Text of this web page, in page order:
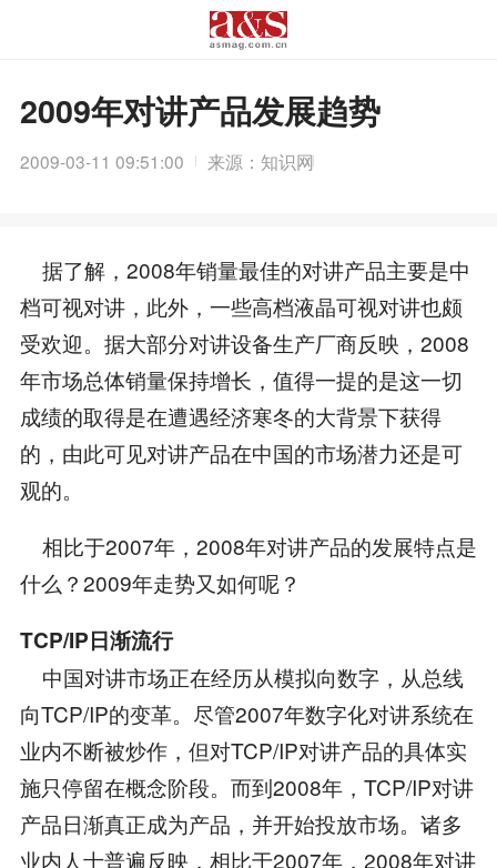
2009年对讲产品发展趋势
2009-03-11 09:51:00 来源：知识网
据了解，2008年销量最佳的对讲产品主要是中
档可视对讲，此外，一些高档液晶可视对讲也颇
受欢迎。据大部分对讲设备生产厂商反映，2008
年市场总体销量保持增长，值得一提的是这一切
成绩的取得是在遭遇经济寒冬的大背景下获得
的，由此可见对讲产品在中国的市场潜力还是可
观的。
相比于2007年，2008年对讲产品的发展特点是
什么？2009年走势又如何呢？
TCP/IP日渐流行
中国对讲市场正在经历从模拟向数字，从总线
向TCP/IP的变革。尽管2007年数字化对讲系统在
业内不断被炒作，但对TCP/IP对讲产品的具体实
施只停留在概念阶段。而到2008年，TCP/IP对讲
产品日渐真正成为产品，并开始投放市场。诸多
业内人士普遍反映，相比于2007年，2008年对讲